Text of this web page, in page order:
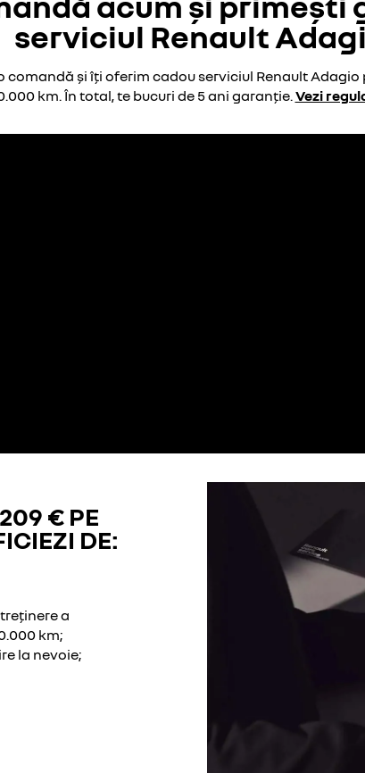
serviciul Renault
comandă și îți oferim cadou serviciul Renault Adagio
km. În total, te bucuri de 5 ani garanție.Vezi
€ PE
DE:
a
km;
la nevoie;